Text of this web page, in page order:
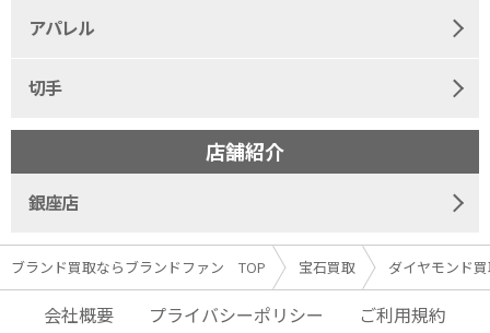
ブランド買取ならブランドファン TOP 宝石買取 ダイヤモンド
アパレル
切手
店舗紹介
銀座店
会社概要 プライバシーポリシー ご利用規約